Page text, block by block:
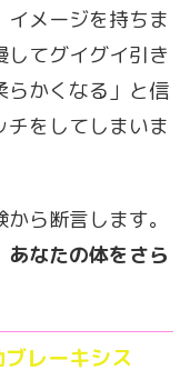
メージを持ちま
てグイグイ引き
らかくなる」と信
チをしてしまいま
ら断言します。
なたの体をさら
レーキシス